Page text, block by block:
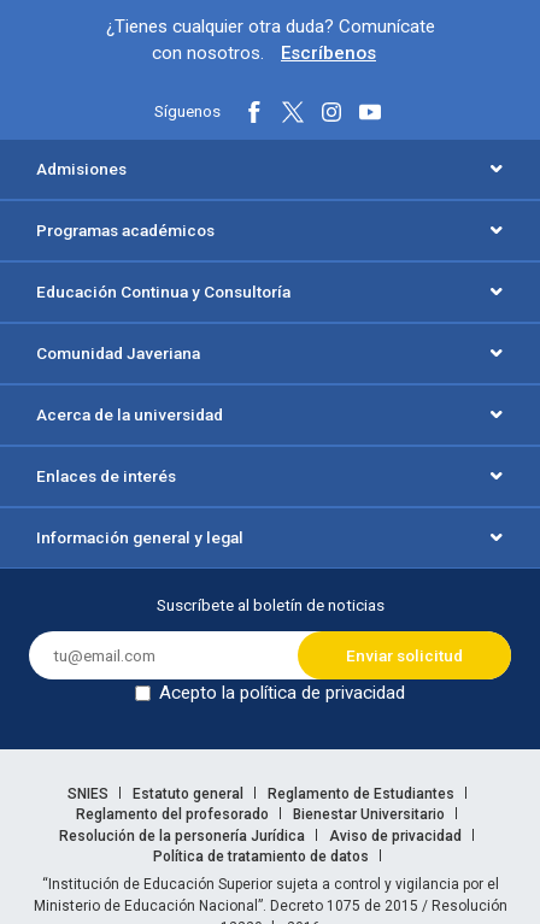
Información y redes sociales
¿Tienes cualquier otra duda? Comunícate
con nosotros.
Escríbenos
Síguenos
Menú principal del footer
Admisiones
Programas académicos
Educación Continua y Consultoría
Comunidad Javeriana
Acerca de la universidad
Enlaces de interés
Información general y legal
Suscríbete al boletín de noticias
Acepto la política de privacidad
Enlaces legales
SNIES Estatuto general
Reglamento de Estudiantes
Reglamento del profesorado
Bienestar Universitario
Resolución de la personería Jurídica
Aviso de privacidad
Política de tratamiento de datos
Información legal
“Institución de Educación Superior sujeta a control y vigilancia por el
Ministerio de Educación Nacional”. Decreto 1075 de 2015 / Resolución